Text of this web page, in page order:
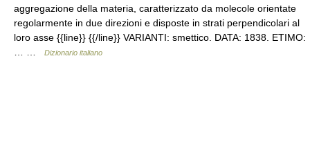
aggregazione della materia, caratterizzato da molecole orientate
regolarmente in due direzioni e disposte in strati perpendicolari al
loro asse {{line}} {{/line}} VARIANTI: smettico. DATA: 1838. ETIMO:
Dizionario italiano